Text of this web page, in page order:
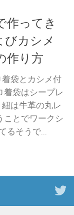
作ってき
びカシメ
作り方
袋とカシメ付
着袋はシープレ
は牛革の丸レ
ことでワークシ
るそうで...